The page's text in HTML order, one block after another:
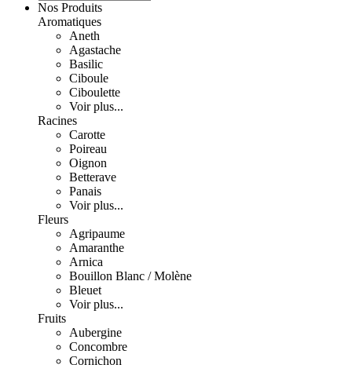
Nos Produits
Aromatiques
Aneth
Agastache
Basilic
Ciboule
Ciboulette
Voir plus...
Racines
Carotte
Poireau
Oignon
Betterave
Panais
Voir plus...
Fleurs
Agripaume
Amaranthe
Arnica
Bouillon Blanc / Molène
Bleuet
Voir plus...
Fruits
Aubergine
Concombre
Cornichon